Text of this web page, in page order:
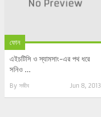
ফোন
এইচটিসি ও স্যামসাং-এর পথ ধরে
সনিও ...
By সজীব Jun 8, 2013